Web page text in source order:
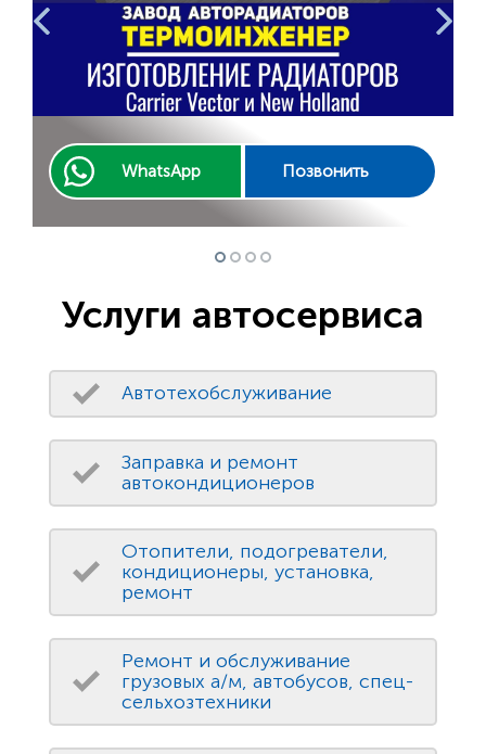
WhatsApp Позвонить
Услуги автосервиса
Автотехобслуживание
Заправка и ремонт
автокондиционеров
Отопители, подогреватели,
кондиционеры, установка,
ремонт
Ремонт и обслуживание
грузовых а/м, автобусов, спец-
сельхозтехники